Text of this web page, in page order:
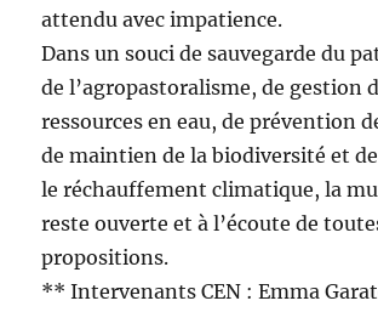
attendu avec impatience.
Dans un souci de sauvegarde du
de l’agropastoralisme, de gestion
ressources en eau, de prévention
de maintien de la biodiversité et
le réchauffement climatique, la
reste ouverte et à l’écoute de
propositions.
** Intervenants CEN : Emma